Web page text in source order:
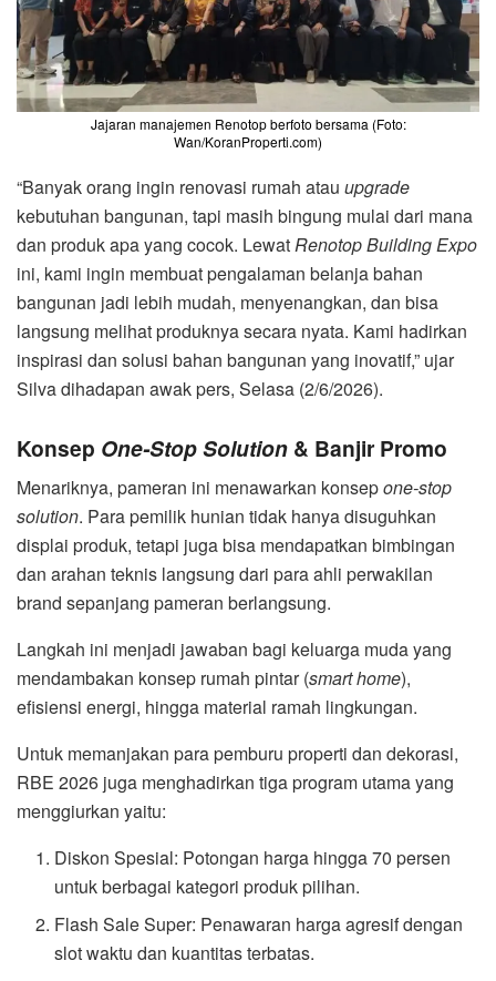
Jajaran manajemen Renotop berfoto bersama (Foto:
Wan/KoranProperti.com)
“Banyak orang ingin renovasi rumah atau upgrade
kebutuhan bangunan, tapi masih bingung mulai dari mana
dan produk apa yang cocok. LewatRenotop Building Expo
ini, kami ingin membuat pengalaman belanja bahan
bangunan jadi lebih mudah, menyenangkan, dan bisa
langsung melihat produknya secara nyata. Kami hadirkan
inspirasi dan solusi bahan bangunan yang inovatif,” ujar
Silva dihadapan awak pers, Selasa (2/6/2026).
Konsep One-Stop Solution & Banjir Promo
Menariknya, pameran ini menawarkan konsepone-stop
solution. Para pemilik hunian tidak hanya disuguhkan
displai produk, tetapi juga bisa mendapatkan bimbingan
dan arahan teknis langsung dari para ahli perwakilan
brand sepanjang pameran berlangsung.
Langkah ini menjadi jawaban bagi keluarga muda yang
mendambakan konsep rumah pintar (smart home),
efisiensi energi, hingga material ramah lingkungan.
Untuk memanjakan para pemburu properti dan dekorasi,
RBE 2026 juga menghadirkan tiga program utama yang
menggiurkan yaitu:
Diskon Spesial: Potongan harga hingga 70 persen
untuk berbagai kategori produk pilihan.
Flash Sale Super: Penawaran harga agresif dengan
slot waktu dan kuantitas terbatas.